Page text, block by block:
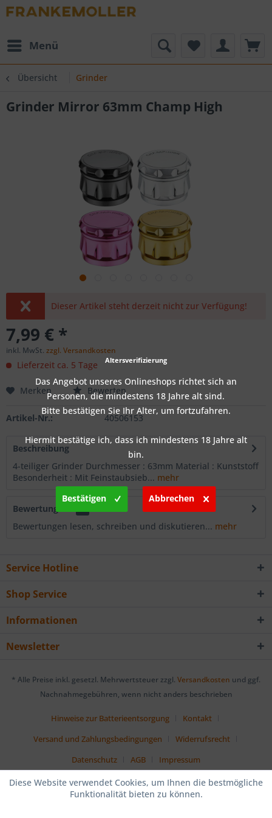
Menü
Übersicht Grinder
Grinder Mirror 63mm Champ High
Dieser Artikel steht derzeit nicht zur Verfügung!
7,99 € *
inkl. MwSt. zzgl. Versandkosten
Lieferzeit ca. 5 Tage
Merken Bewerten
Artikel-Nr.: 40506153
Beschreibung
4-teiliger Grinder Durchmesser : 63mm Material : Kunststoff
Besonderheit : Mit Feinstaubsieb... mehr
Bewertungen
Bewertungen lesen, schreiben und diskutieren... mehr
Service Hotline
Shop Service
Informationen
Newsletter
* Alle Preise inkl. gesetzl. Mehrwertsteuer zzgl. Versandkosten und ggf.
Nachnahmegebühren, wenn nicht anders beschrieben
Hinweise zur Batterieentsorgung
Kontakt
Versand und Zahlungsbedingungen
Widerrufsrecht
Datenschutz
AGB Impressum
Diese Website verwendet Cookies, um Ihnen die bestmögliche
Funktionalität bieten zu können.
Altersverifizierung
Das Angebot unseres Onlineshops richtet sich an
Personen, die mindestens 18 Jahre alt sind.
Bitte bestätigen Sie Ihr Alter, um fortzufahren.
Hiermit bestätige ich, dass ich mindestens 18 Jahre alt
bin.
Bestätigen Abbrechen